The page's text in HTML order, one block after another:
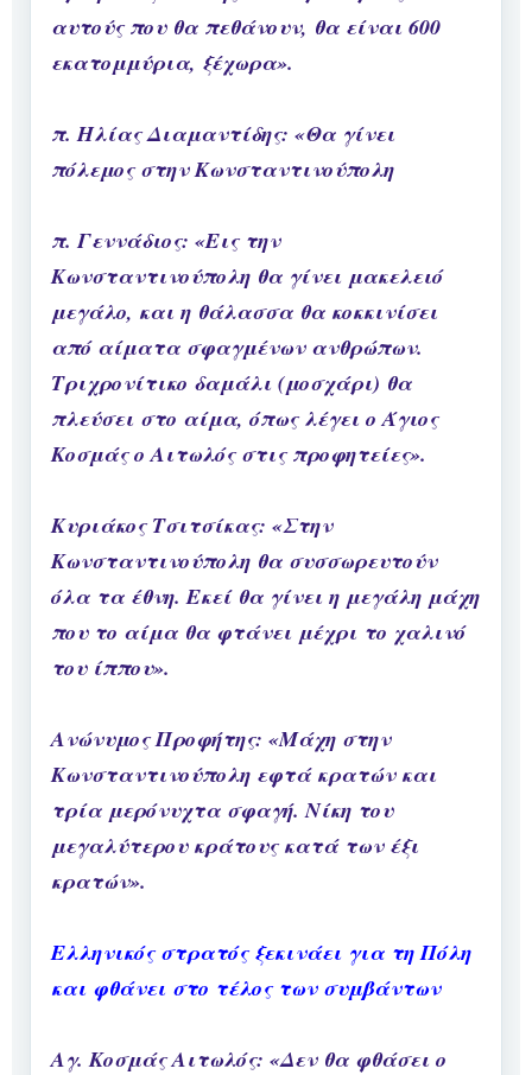
αυτούς που θα πεθάνουν, θα είναι 600
εκατομμύρια, ξέχωρα».
π. Ηλίας Διαμαντίδης: «Θα γίνει
πόλεμος στην Κωνσταντινούπολη
π. Γεννάδιος: «Εις την
Κωνσταντινούπολη θα γίνει μακελειό
μεγάλο, και η θάλασσα θα κοκκινίσει
από αίματα σφαγμένων ανθρώπων.
Τριχρονίτικο δαμάλι (μοσχάρι) θα
πλεύσει στο αίμα, όπως λέγει ο Άγιος
Κοσμάς ο Αιτωλός στις προφητείες».
Κυριάκος Τσιτσίκας: «Στην
Κωνσταντινούπολη θα συσσωρευτούν
όλα τα έθνη. Εκεί θα γίνει η μεγάλη μάχη
που το αίμα θα φτάνει μέχρι το χαλινό
του ίππου».
Ανώνυμος Προφήτης: «Μάχη στην
Κωνσταντινούπολη εφτά κρατών και
τρία μερόνυχτα σφαγή. Νίκη του
μεγαλύτερου κράτους κατά των έξι
κρατών».
Ελληνικός στρατός ξεκινάει για τη Πόλη
και φθάνει στο τέλος των συμβάντων
Αγ. Κοσμάς Αιτωλός: «Δεν θα φθάσει ο